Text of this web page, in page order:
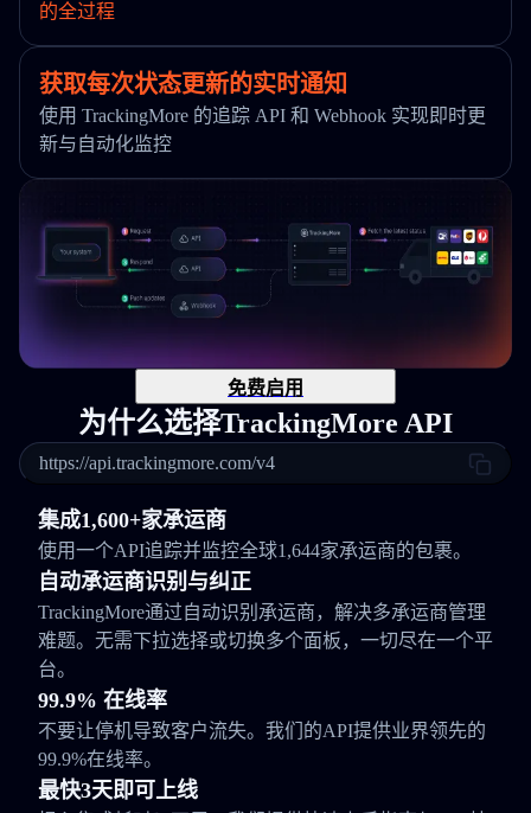
的全过程
获取每次状态更新的实时通知
使用 TrackingMore 的追踪 API 和 Webhook 实现即时更
新与自动化监控
免费启用
为什么选择TrackingMore API
https://api.trackingmore.com/v4
集成1,600+家承运商
使用一个API追踪并监控全球1,644家承运商的包裹。
自动承运商识别与纠正
TrackingMore通过自动识别承运商，解决多承运商管理
难题。无需下拉选择或切换多个面板，一切尽在一个平
台。
99.9% 在线率
不要让停机导致客户流失。我们的API提供业界领先的
99.9%在线率。
最快3天即可上线